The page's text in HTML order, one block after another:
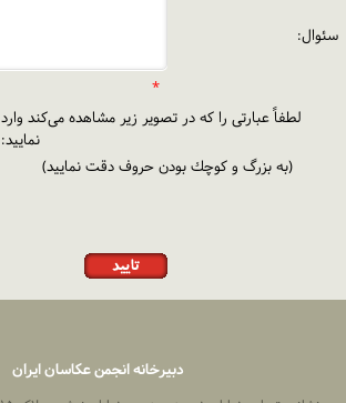
سئوال:
*
لطفاً عبارتی را كه در تصویر زیر مشاهده می‌كند وارد
نمایید:
(به بزرگ و كوچك بودن حروف دقت نمایید)
دبیرخانه انجمن عکاسان ایران